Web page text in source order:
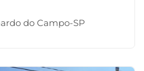
do Campo-SP